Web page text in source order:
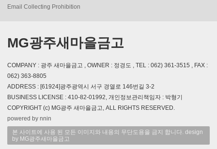
Email Collecting Prohibition
MG광주새마을금고
COMPANY : 광주 새마을금고 , OWNER : 정경도 , TEL : 062) 361-3515 , FAX :
062) 363-8805
ADDRESS : [61924]광주광역시 서구 경열로 146번길 3-2
BUSINESS LICENSE : 410-82-01992, 개인정보관리책임자 : 박형기
COPYRIGHT (c) MG광주 새마을금고, ALL RIGHTS RESERVED.
powered by nnin
본 사이트에 사용 된 모든 이미지와 내용의 무단도용을 금지 합니다. design
by MG광주새마을금고